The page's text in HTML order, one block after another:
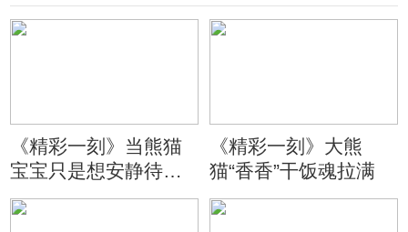
《精彩一刻》当熊猫
宝宝只是想安静待会
儿
《精彩一刻》大熊
猫“香香”干饭魂拉满